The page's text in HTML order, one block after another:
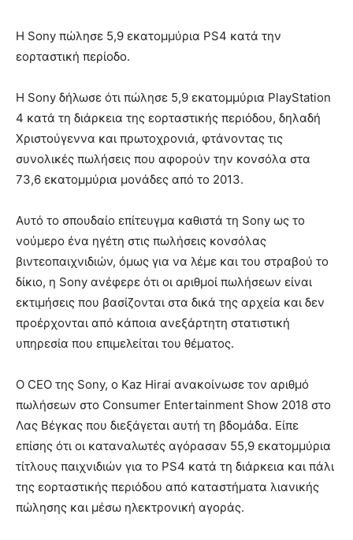
Η Sony πώλησε 5,9 εκατομμύρια PS4 κατά την
εορταστική περίοδο.
Η Sony δήλωσε ότι πώλησε 5,9 εκατομμύρια PlayStation
4 κατά τη διάρκεια της εορταστικής περιόδου, δηλαδή
Χριστούγεννα και πρωτοχρονιά, φτάνοντας τις
συνολικές πωλήσεις που αφορούν την κονσόλα στα
73,6 εκατομμύρια μονάδες από το 2013.
Αυτό το σπουδαίο επίτευγμα καθιστά τη Sony ως το
νούμερο ένα ηγέτη στις πωλήσεις κονσόλας
βιντεοπαιχνιδιών, όμως για να λέμε και του στραβού το
δίκιο, η Sony ανέφερε ότι οι αριθμοί πωλήσεων είναι
εκτιμήσεις που βασίζονται στα δικά της αρχεία και δεν
προέρχονται από κάποια ανεξάρτητη στατιστική
υπηρεσία που επιμελείται του θέματος.
Ο CEO της Sony, ο Kaz Hirai ανακοίνωσε τον αριθμό
πωλήσεων στο Consumer Entertainment Show 2018 στο
Λας Βέγκας που διεξάγεται αυτή τη βδομάδα. Είπε
επίσης ότι οι καταναλωτές αγόρασαν 55,9 εκατομμύρια
τίτλους παιχνιδιών για το PS4 κατά τη διάρκεια και πάλι
της εορταστικής περιόδου από καταστήματα λιανικής
πώλησης και μέσω ηλεκτρονική αγοράς.